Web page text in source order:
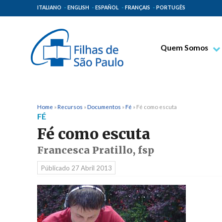
ITALIANO ENGLISH ESPAÑOL FRANÇAIS PORTUGÊS
Quem Somos
Home »Recursos »Documentos »Fé » Fé como escuta
FÉ
Fé como escuta
Francesca Pratillo, fsp
Públicado 27 Abril 2013